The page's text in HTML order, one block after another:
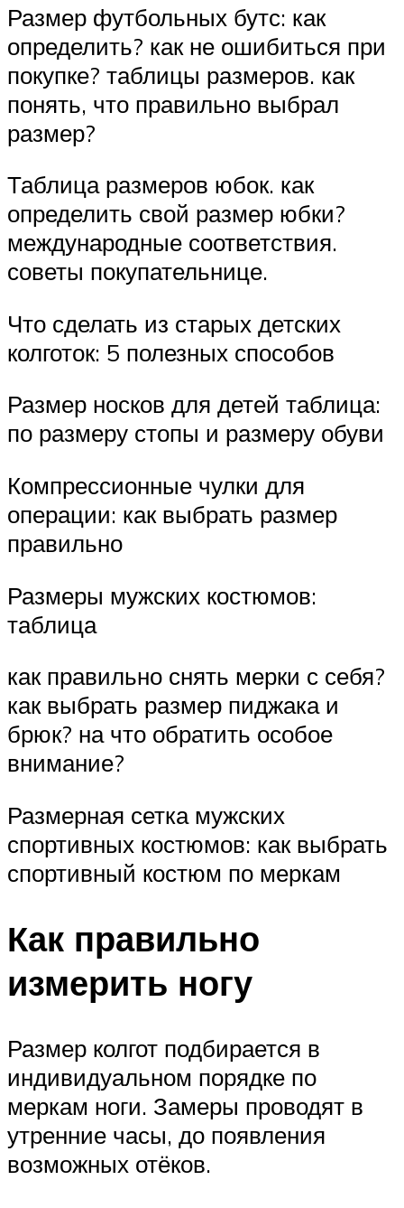
Размер футбольных бутс: как
определить? как не ошибиться при
покупке? таблицы размеров. как
понять, что правильно выбрал
размер?
Таблица размеров юбок. как
определить свой размер юбки?
международные соответствия.
советы покупательнице.
Что сделать из старых детских
колготок: 5 полезных способов
Размер носков для детей таблица:
по размеру стопы и размеру обуви
Компрессионные чулки для
операции: как выбрать размер
правильно
Размеры мужских костюмов:
таблица
как правильно снять мерки с себя?
как выбрать размер пиджака и
брюк? на что обратить особое
внимание?
Размерная сетка мужских
спортивных костюмов: как выбрать
спортивный костюм по меркам
Как правильно
измерить ногу
Размер колгот подбирается в
индивидуальном порядке по
меркам ноги. Замеры проводят в
утренние часы, до появления
возможных отёков.